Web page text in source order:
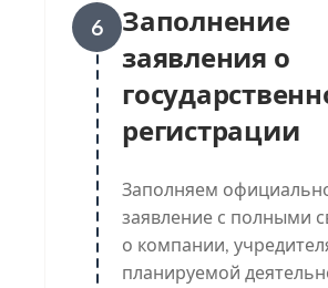
6
Заполнение
заявления о
регистрации
Заполняем
заявление с полными
о компании,
планируемой